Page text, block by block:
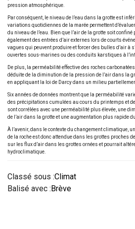
pression atmosphérique.
Par conséquent, le niveau de l’eau dans la grotte est
variations quotidiennes de la marée permettent
du niveau de l’eau. Bien que l’air de la grotte soit confiné
également des entrées d’air externes lors de courts
vagues qui peuvent produire et forcer des bulles d’air à
ouvertes sous-marines ou des conduits karstiques à
De plus, la perméabilité effective des roches
déduite de la diminution de la pression de l’air dans la
en appliquant la loi de Darcy dans un milieu
Six années de données montrent que la perméabilité
des précipitations cumulées au cours du printemps et
sont corrélées avec une perméabilité plus élevée, une
de l’air dans la grotte et une augmentation plus rapide du
À l’avenir, dans le contexte du changement climatique,
de la roche est donc attendue dans les grottes proches
sur les flux d’air dans les grottes ornées et pourrait
hydroclimatique.
Classé sous :Climat
Balisé avec :Brève